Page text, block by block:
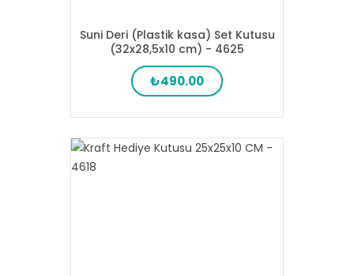
Suni Deri (Plastik kasa) Set Kutusu
(32x28,5x10 cm) - 4625
₺490.00